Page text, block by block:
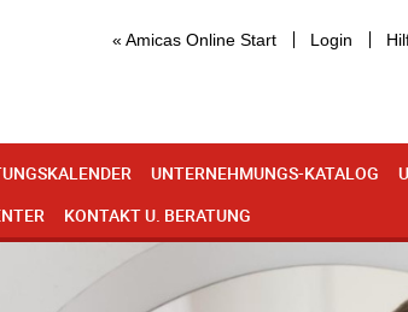
« Amicas Online Start Login
UNTERNEHMUNGS-KATALOG
KONTAKT U. BERATUNG